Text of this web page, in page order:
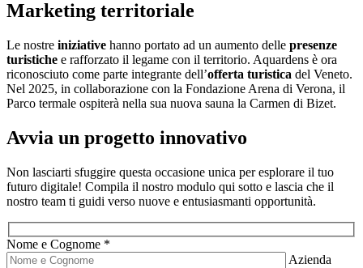
Marketing territoriale
Le nostre iniziative hanno portato ad un aumento delle presenze
turistiche e rafforzato il legame con il territorio. Aquardens è ora
riconosciuto come parte integrante dell’offerta turistica del Veneto.
Nel 2025, in collaborazione con la Fondazione Arena di Verona, il
Parco termale ospiterà nella sua nuova sauna la Carmen di Bizet.
Avvia un progetto innovativo
Non lasciarti sfuggire questa occasione unica per esplorare il tuo
futuro digitale! Compila il nostro modulo qui sotto e lascia che il
nostro team ti guidi verso nuove e entusiasmanti opportunità.
Nome e Cognome *
Azienda